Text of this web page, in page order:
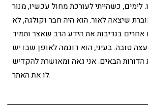
לימים, כשהייתי לעורכת מחול עכשיו, מנור
שיצאה לאור. הוא היה חבר וקולגה, לא
בנדיבות את הידע הרב שאצר ותמיד
טובה. בעיני, הוא דוגמה לאופן שבו יש
הבאים. אני גאה ומאושרת להקדיש
לו את האתר.